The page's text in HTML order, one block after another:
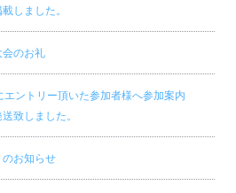
しました。
会のお礼
エントリー頂いた参加者様へ参加案内
致しました。
お知らせ